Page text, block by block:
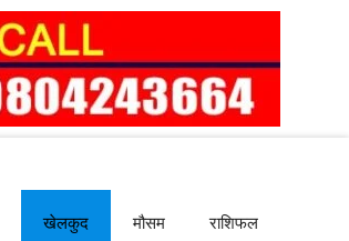
खेलकुद मौसम राशिफल